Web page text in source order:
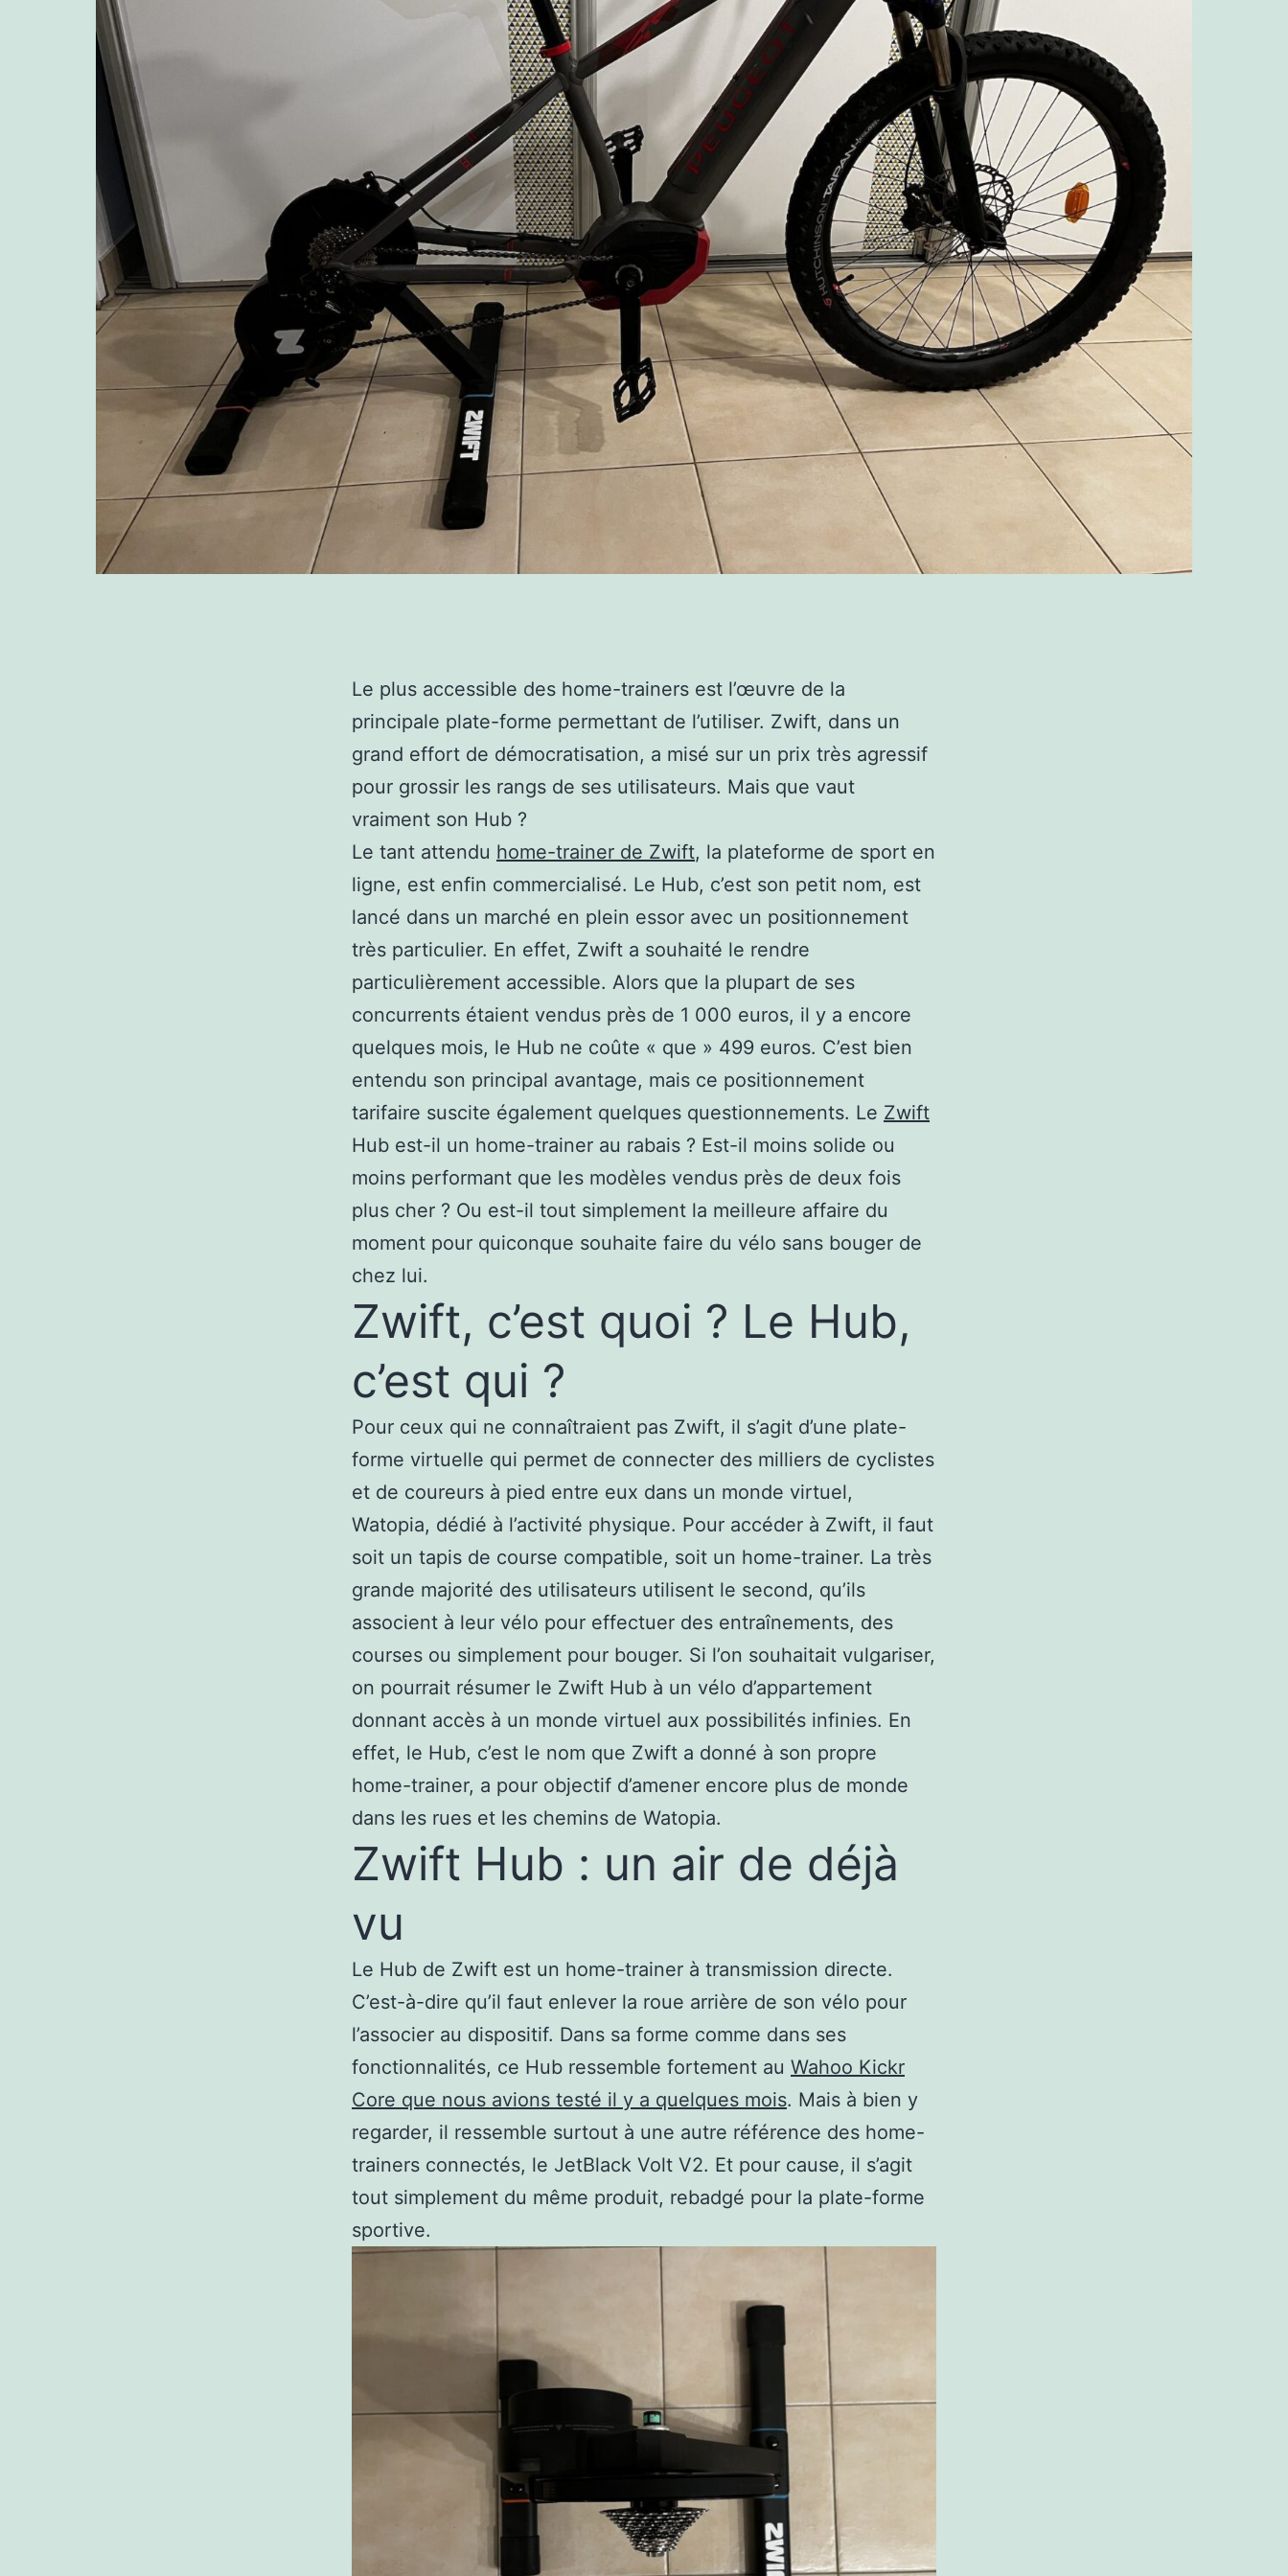
Le plus accessible des home-trainers est l’œuvre de la
principale plate-forme permettant de l’utiliser. Zwift, dans un
grand effort de démocratisation, a misé sur un prix très agressif
pour grossir les rangs de ses utilisateurs. Mais que vaut
vraiment son Hub ?
Le tant attendu home-trainer de Zwift, la plateforme de sport en
ligne, est enfin commercialisé. Le Hub, c’est son petit nom, est
lancé dans un marché en plein essor avec un positionnement
très particulier. En effet, Zwift a souhaité le rendre
particulièrement accessible. Alors que la plupart de ses
concurrents étaient vendus près de 1 000 euros, il y a encore
quelques mois, le Hub ne coûte « que » 499 euros. C’est bien
entendu son principal avantage, mais ce positionnement
tarifaire suscite également quelques questionnements. Le Zwift
Hub est-il un home-trainer au rabais ? Est-il moins solide ou
moins performant que les modèles vendus près de deux fois
plus cher ? Ou est-il tout simplement la meilleure affaire du
moment pour quiconque souhaite faire du vélo sans bouger de
chez lui.
Zwift, c’est quoi ? Le Hub,
c’est qui ?
Pour ceux qui ne connaîtraient pas Zwift, il s’agit d’une plate-
forme virtuelle qui permet de connecter des milliers de cyclistes
et de coureurs à pied entre eux dans un monde virtuel,
Watopia, dédié à l’activité physique. Pour accéder à Zwift, il faut
soit un tapis de course compatible, soit un home-trainer. La très
grande majorité des utilisateurs utilisent le second, qu’ils
associent à leur vélo pour effectuer des entraînements, des
courses ou simplement pour bouger. Si l’on souhaitait vulgariser,
on pourrait résumer le Zwift Hub à un vélo d’appartement
donnant accès à un monde virtuel aux possibilités infinies. En
effet, le Hub, c’est le nom que Zwift a donné à son propre
home-trainer, a pour objectif d’amener encore plus de monde
dans les rues et les chemins de Watopia.
Zwift Hub : un air de déjà
vu
Le Hub de Zwift est un home-trainer à transmission directe.
C’est-à-dire qu’il faut enlever la roue arrière de son vélo pour
l’associer au dispositif. Dans sa forme comme dans ses
fonctionnalités, ce Hub ressemble fortement au Wahoo Kickr
Core que nous avions testé il y a quelques mois. Mais à bien y
regarder, il ressemble surtout à une autre référence des home-
trainers connectés, le JetBlack Volt V2. Et pour cause, il s’agit
tout simplement du même produit, rebadgé pour la plate-forme
sportive.